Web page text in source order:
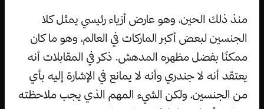
منذ ذلك الحين، وهو عارض أزياء رئيسي يمثل كلا
الجنسين لبعض أكبر الماركات في العالم، وهو ما كان
ممكنًا بفضل مظهره المدهش. ذكر في المقابلات أنه
يعتقد أنه لا جندري وأنه لا يمانع في الإشارة إليه بأي
من الجنسين، ولكن الشيء المهم الذي يجب ملاحظته